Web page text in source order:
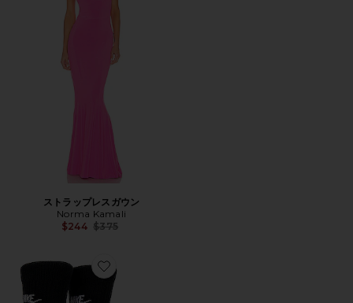
ストラップレスガウン
Norma Kamali
$244 Previous price:
$375
Favorite NSW ソックス